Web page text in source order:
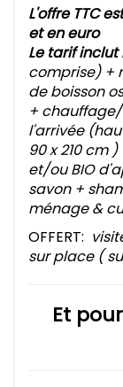
L'offre TTC
et en euro
Le tarif inclut
comprise) +
de boisson
+
l'arrivée
90 x 210 cm
et/ou BIO
savon +
ménage &
OFFERT:
sur place (
Et